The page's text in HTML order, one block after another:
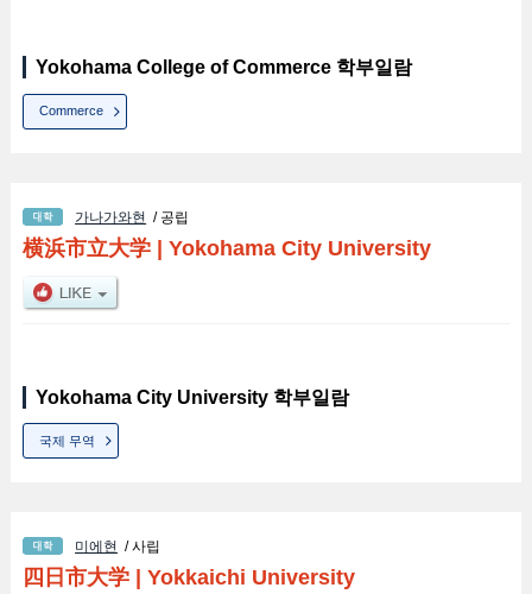
Yokohama College of Commerce 학부일람
Commerce
가나가와현 / 공립
横浜市立大学| Yokohama City University
Yokohama City University 학부일람
국제 무역
미에현 / 사립
四日市大学| Yokkaichi University